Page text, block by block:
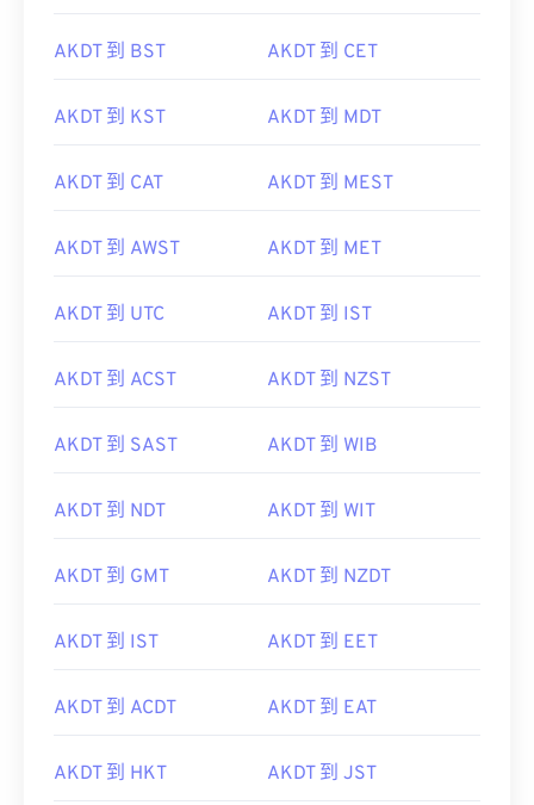
AKDT 到 BST AKDT 到 CET
AKDT 到 KST AKDT 到 MDT
AKDT 到 CAT AKDT 到 MEST
AKDT 到 AWST AKDT 到 MET
AKDT 到 UTC AKDT 到 IST
AKDT 到 ACST AKDT 到 NZST
AKDT 到 SAST AKDT 到 WIB
AKDT 到 NDT AKDT 到 WIT
AKDT 到 GMT AKDT 到 NZDT
AKDT 到 IST AKDT 到 EET
AKDT 到 ACDT AKDT 到 EAT
AKDT 到 HKT AKDT 到 JST